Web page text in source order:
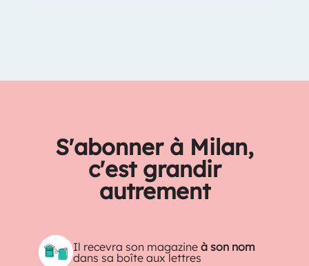
S'abonner à Milan,
c'est grandir
autrement
Il recevra son magazineà son nom
dans sa boîte aux lettres